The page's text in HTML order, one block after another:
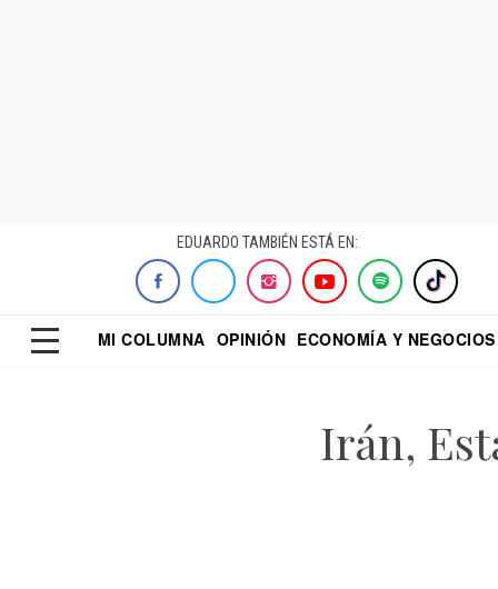
EDUARDO TAMBIÉN ESTÁ EN:
MI COLUMNA OPINIÓN ECONOMÍA Y NEGOCIOS
Irán,